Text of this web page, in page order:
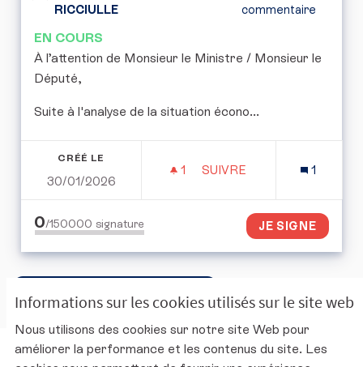
Informations sur les cookies utilisés sur le site web
Nous utilisons des cookies sur notre site Web pour
améliorer la performance et les contenus du site. Les
RICCIULLE
commentaire
EN COURS
​À l’attention de Monsieur le Ministre / Monsieur le
Député,
​Suite à l'analyse de la situation écono...
CRÉÉ LE
30/01/2026
1 1 ABONNÉ
SUIVRE
1
0/150000 signature JE SIGNE
Accéder à la corbeille ouverte
Charte d'utilisation de la plateforme